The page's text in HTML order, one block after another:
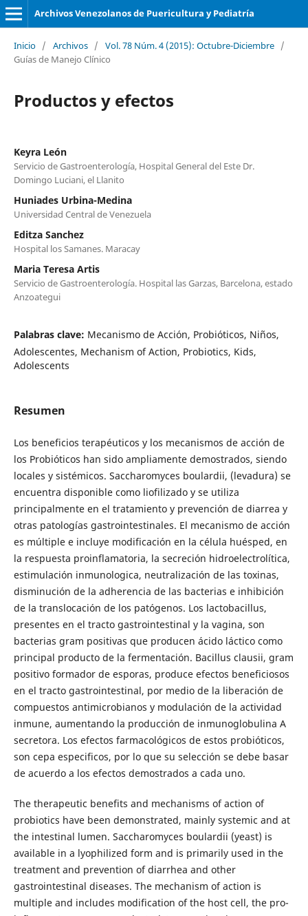
Archivos Venezolanos de Puericultura y Pediatría
Inicio / Archivos / Vol. 78 Núm. 4 (2015): Octubre-Diciembre /
Guías de Manejo Clínico
Productos y efectos
Keyra León
Servicio de Gastroenterología, Hospital General del Este Dr.
Domingo Luciani, el Llanito
Huniades Urbina-Medina
Universidad Central de Venezuela
Editza Sanchez
Hospital los Samanes. Maracay
Maria Teresa Artis
Servicio de Gastroenterología. Hospital las Garzas, Barcelona, estado
Anzoategui
Palabras clave: Mecanismo de Acción, Probióticos, Niños,
Adolescentes, Mechanism of Action, Probiotics, Kids,
Adolescents
Resumen
Los beneficios terapéuticos y los mecanismos de acción de
los Probióticos han sido ampliamente demostrados, siendo
locales y sistémicos. Saccharomyces boulardii, (levadura) se
encuentra disponible como liofilizado y se utiliza
principalmente en el tratamiento y prevención de diarrea y
otras patologías gastrointestinales. El mecanismo de acción
es múltiple e incluye modificación en la célula huésped, en
la respuesta proinflamatoria, la secreción hidroelectrolítica,
estimulación inmunologica, neutralización de las toxinas,
disminución de la adherencia de las bacterias e inhibición
de la translocación de los patógenos. Los lactobacillus,
presentes en el tracto gastrointestinal y la vagina, son
bacterias gram positivas que producen ácido láctico como
principal producto de la fermentación. Bacillus clausii, gram
positivo formador de esporas, produce efectos beneficiosos
en el tracto gastrointestinal, por medio de la liberación de
compuestos antimicrobianos y modulación de la actividad
inmune, aumentando la producción de inmunoglobulina A
secretora. Los efectos farmacológicos de estos probióticos,
son cepa especificos, por lo que su selección se debe basar
de acuerdo a los efectos demostrados a cada uno.
The therapeutic benefits and mechanisms of action of
probiotics have been demonstrated, mainly systemic and at
the intestinal lumen. Saccharomyces boulardii (yeast) is
available in a lyophilized form and is primarily used in the
treatment and prevention of diarrhea and other
gastrointestinal diseases. The mechanism of action is
multiple and includes modification of the host cell, the pro-